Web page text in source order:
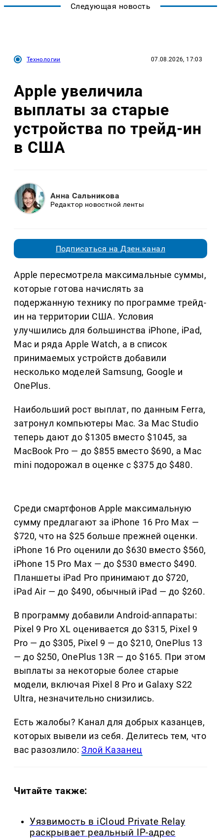
Следующая новость
Технологии 07.08.2026, 17:03
Apple увеличила
выплаты за старые
устройства по трейд-ин
в США
Анна Сальникова
Редактор новостной ленты
Подписаться на Дзен.канал
Apple пересмотрела максимальные суммы,
которые готова начислять за
подержанную технику по программе трейд-
ин на территории США. Условия
улучшились для большинства iPhone, iPad,
Mac и ряда Apple Watch, а в список
принимаемых устройств добавили
несколько моделей Samsung, Google и
OnePlus.
Наибольший рост выплат, по данным Ferra,
затронул компьютеры Mac. За Mac Studio
теперь дают до $1305 вместо $1045, за
MacBook Pro — до $855 вместо $690, а Mac
mini подорожал в оценке с $375 до $480.
Среди смартфонов Apple максимальную
сумму предлагают за iPhone 16 Pro Max —
$720, что на $25 больше прежней оценки.
iPhone 16 Pro оценили до $630 вместо $560,
iPhone 15 Pro Max — до $530 вместо $490.
Планшеты iPad Pro принимают до $720,
iPad Air — до $490, обычный iPad — до $260.
В программу добавили Android-аппараты:
Pixel 9 Pro XL оценивается до $315, Pixel 9
Pro — до $305, Pixel 9 — до $210, OnePlus 13
— до $250, OnePlus 13R — до $165. При этом
выплаты за некоторые более старые
модели, включая Pixel 8 Pro и Galaxy S22
Ultra, незначительно снизились.
Есть жалобы? Канал для добрых казанцев,
которых вывели из себя. Делитеcь тем, что
вас разозлило:Злой Казанец
Читайте также:
Уязвимость в iCloud Private Relay
раскрывает реальный IP-адрес